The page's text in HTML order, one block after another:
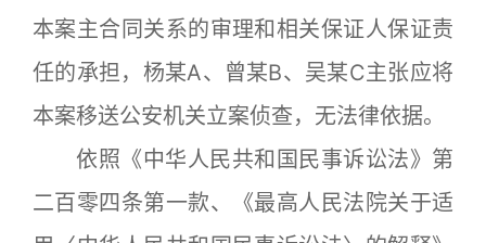
本案主合同关系的审理和相关保证人保证责
任的承担，杨某A、曾某B、吴某C主张应将
本案移送公安机关立案侦查，无法律依据。
依照《中华人民共和国民事诉讼法》第
二百零四条第一款、《最高人民法院关于适